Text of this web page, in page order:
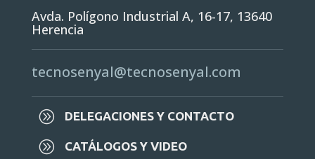
Avda. Polígono Industrial A, 16-17, 13640
Herencia
tecnosenyal@tecnosenyal.com
A DELEGACIONES Y CONTACTO
A CATÁLOGOS Y VIDEO